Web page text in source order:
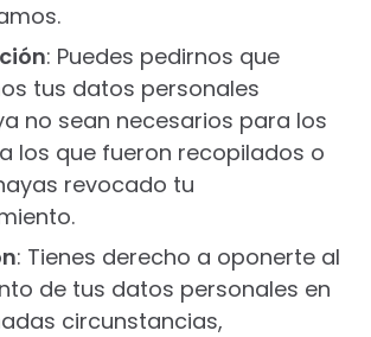
: Puedes pedirnos que
tus datos personales
no sean necesarios para los
los que fueron recopilados o
revocado tu
: Tienes derecho a oponerte al
de tus datos personales en
circunstancias,